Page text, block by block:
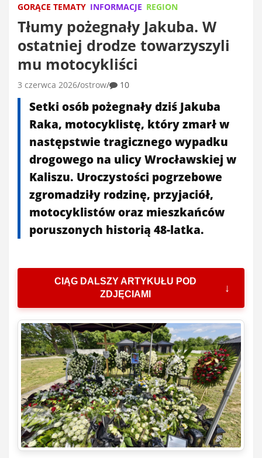
GORĄCE TEMATY INFORMACJE REGION
Tłumy pożegnały Jakuba. W
ostatniej drodze towarzyszyli
mu motocykliści
3 czerwca 2026 ostrow 10
Setki osób pożegnały dziś Jakuba
Raka, motocyklistę, który zmarł w
następstwie tragicznego wypadku
drogowego na ulicy Wrocławskiej w
Kaliszu. Uroczystości pogrzebowe
zgromadziły rodzinę, przyjaciół,
motocyklistów oraz mieszkańców
poruszonych historią 48-latka.
CIĄG DALSZY ARTYKUŁU POD
ZDJĘCIAMI